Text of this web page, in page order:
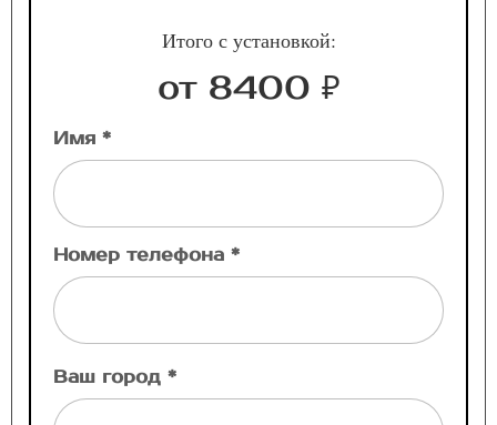
Итого с установкой:
от 8400 ₽
Имя *
Номер телефона *
Ваш город *